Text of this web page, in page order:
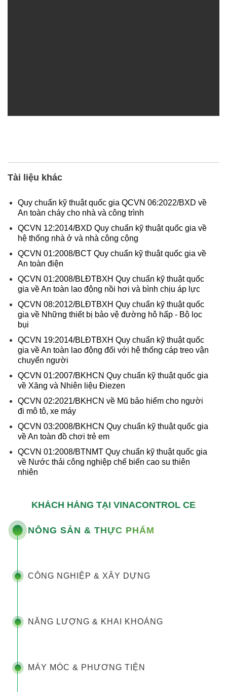
Tài liệu khác
Quy chuẩn kỹ thuật quốc gia QCVN 06:2022/BXD về
An toàn cháy cho nhà và công trình
QCVN 12:2014/BXD Quy chuẩn kỹ thuật quốc gia về
hệ thống nhà ở và nhà công cộng
QCVN 01:2008/BCT Quy chuẩn kỹ thuật quốc gia về
An toàn điện
QCVN 01:2008/BLĐTBXH Quy chuẩn kỹ thuật quốc
gia về An toàn lao động nồi hơi và bình chịu áp lực
QCVN 08:2012/BLĐTBXH Quy chuẩn kỹ thuật quốc
gia về Những thiết bị bảo vệ đường hô hấp - Bộ lọc
bụi
QCVN 19:2014/BLĐTBXH Quy chuẩn kỹ thuật quốc
gia về An toàn lao động đối với hệ thống cáp treo vận
chuyển người
QCVN 01:2007/BKHCN Quy chuẩn kỹ thuật quốc gia
về Xăng và Nhiên liệu Điezen
QCVN 02:2021/BKHCN về Mũ bảo hiểm cho người
đi mô tô, xe máy
QCVN 03:2008/BKHCN Quy chuẩn kỹ thuật quốc gia
về An toàn đồ chơi trẻ em
QCVN 01:2008/BTNMT Quy chuẩn kỹ thuật quốc gia
về Nước thải công nghiệp chế biến cao su thiên
nhiên
KHÁCH HÀNG TẠI VINACONTROL CE
NÔNG SẢN & THỰC PHẨM
CÔNG NGHIỆP & XÂY DỰNG
NĂNG LƯỢNG & KHAI KHOÁNG
MÁY MÓC & PHƯƠNG TIỆN